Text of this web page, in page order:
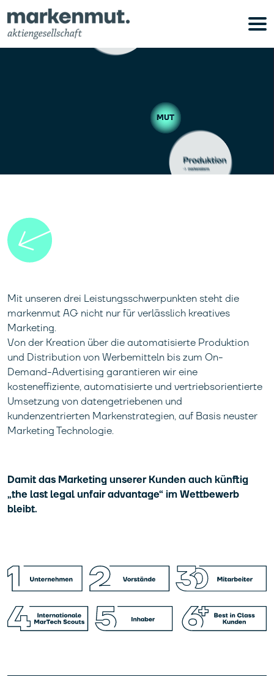
Mit unseren drei Leistungsschwerpunkten steht die
markenmut AG nicht nur für verlässlich kreatives
Marketing.
Von der Kreation über die automatisierte Produktion
und Distribution von Werbemitteln bis zum On-
Demand-Advertising garantieren wir eine
kosteneffiziente, automatisierte und vertriebsorientierte
Umsetzung von datengetriebenen und
kundenzentrierten Markenstrategien, auf Basis neuster
Marketing Technologie.
Damit das Marketing unserer Kunden auch künftig
„the last legal unfair advantage“ im Wettbewerb
bleibt.